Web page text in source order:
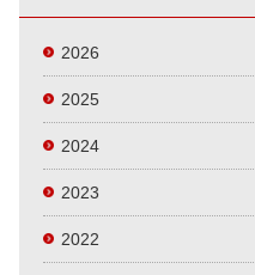
2026
2025
2024
2023
2022